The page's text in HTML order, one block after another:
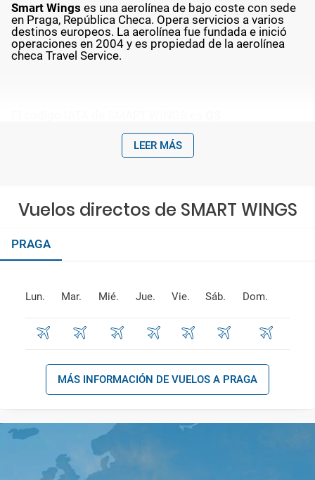
Smart Wings es una aerolínea de bajo coste con sede
en Praga, República Checa. Opera servicios a varios
destinos europeos. La aerolínea fue fundada e inició
operaciones en 2004 y es propiedad de la aerolínea
checa Travel Service.
LEER MÁS
Vuelos directos de SMART WINGS
PRAGA
Lun. Mar. Mié. Jue. Vie. Sáb. Dom.
MÁS INFORMACIÓN DE VUELOS A PRAGA